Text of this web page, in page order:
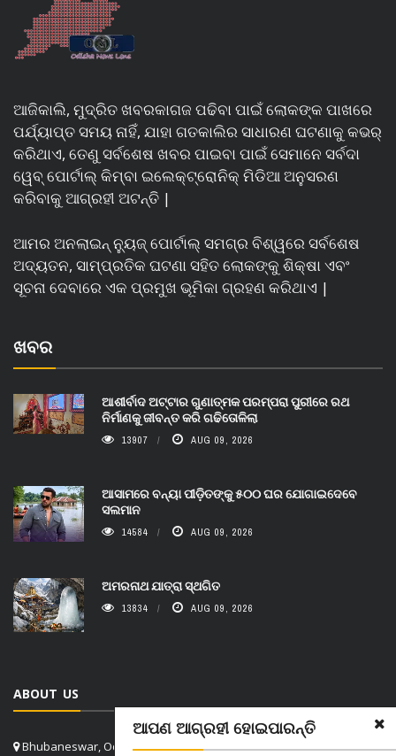
ଆପଣ ଆଗ୍ରହୀ ହୋଇପାରନ୍ତି
ଆଜିକାଲି, ମୁଦ୍ରିତ ଖବରକାଗଜ ପଢିବା ପାଇଁ ଲୋକଙ୍କ ପାଖରେ
ପର୍ଯ୍ୟାପ୍ତ ସମୟ ନାହିଁ, ଯାହା ଗତକାଲିର ସାଧାରଣ ଘଟଣାକୁ କଭର୍
କରିଥାଏ, ତେଣୁ ସର୍ବଶେଷ ଖବର ପାଇବା ପାଇଁ ସେମାନେ ସର୍ବଦା
ୱେବ୍ ପୋର୍ଟାଲ୍ କିମ୍ବା ଇଲେକ୍ଟ୍ରୋନିକ୍ ମିଡିଆ ଅନୁସରଣ
କରିବାକୁ ଆଗ୍ରହୀ ଅଟନ୍ତି |
ଆମର ଅନଲାଇନ୍ ନ୍ୟୁଜ୍ ପୋର୍ଟାଲ୍ ସମଗ୍ର ବିଶ୍ୱରେ ସର୍ବଶେଷ
ଅଦ୍ୟତନ, ସାମ୍ପ୍ରତିକ ଘଟଣା ସହିତ ଲୋକଙ୍କୁ ଶିକ୍ଷା ଏବଂ
ସୂଚନା ଦେବାରେ ଏକ ପ୍ରମୁଖ ଭୂମିକା ଗ୍ରହଣ କରିଥାଏ |
ଖବର
ଆଶୀର୍ବାଦ ଅଟ୍ଟାର ଗୁଣାତ୍ମକ ପରମ୍ପରା ପୁରୀରେ ରଥ
ନିର୍ମାଣକୁ ଜୀବନ୍ତ କରି ଗଢିତୋଳିଲା
13907 AUG 09, 2026
ଆସାମରେ ବନ୍ୟା ପୀଡ଼ିତଙ୍କୁ ୫୦୦ ଘର ଯୋଗାଇଦେବେ
ସଲମାନ
14584 AUG 09, 2026
ଅମରନାଥ ଯାତ୍ରା ସ୍ଥଗିତ
13834 AUG 09, 2026
ABOUT US
Bhubaneswar, Odisha, India